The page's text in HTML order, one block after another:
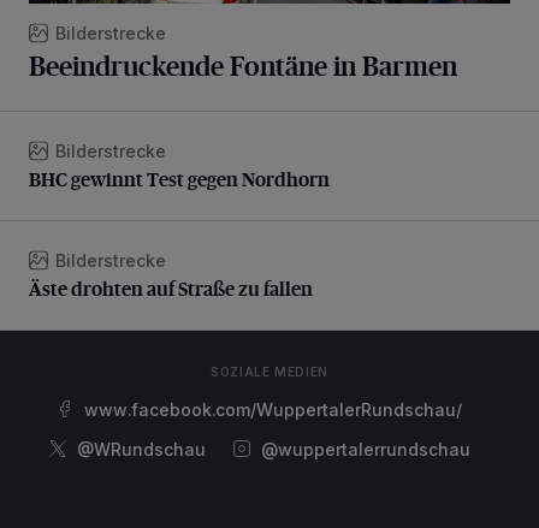
Bilderstrecke
Beeindruckende Fontäne in Barmen
BHC gewinnt Test gegen Nordhorn
Bilderstrecke
BHC gewinnt Test gegen Nordhorn
Äste drohten auf Straße zu fallen
Bilderstrecke
Äste drohten auf Straße zu fallen
SOZIALE MEDIEN
www.facebook.com/WuppertalerRundschau/
@WRundschau
@wuppertalerrundschau